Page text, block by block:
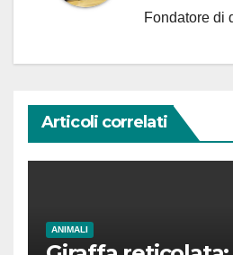
Fondatore di
Articoli correlati
ANIMALI